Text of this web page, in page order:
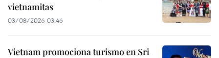
vietnamitas
03/08/2026 03:46
Vietnam promociona turismo en Sri